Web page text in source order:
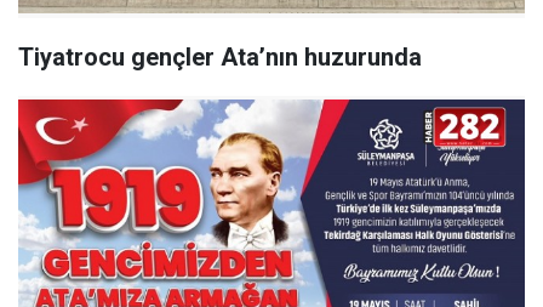
Tiyatrocu gençler Ata’nın huzurunda